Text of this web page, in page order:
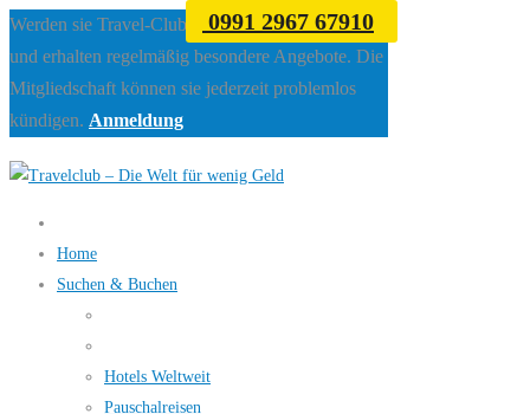
0991 2967 67910
Werden sie Travel-Club Mitglied beim Travelclub
und erhalten regelmäßig besondere Angebote. Die
Mitgliedschaft können sie jederzeit problemlos
kündigen. Anmeldung
Home
Suchen & Buchen
Hotels Weltweit
Pauschalreisen